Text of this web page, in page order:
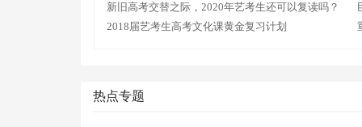
新旧高考交替之际，2020年艺考生还可以复读吗？
2018届艺考生高考文化课黄金复习计划
热点专题